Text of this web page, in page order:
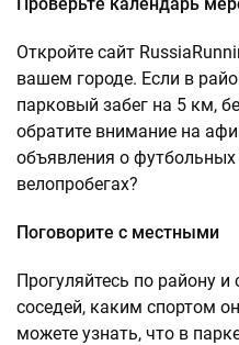
Откройте сайт
вашем городе. Если в
парковый забег на 5 км,
обратите внимание на
объявления о футбольных
велопробегах?
Поговорите с местными
Прогуляйтесь по району и
соседей, каким спортом
можете узнать, что в